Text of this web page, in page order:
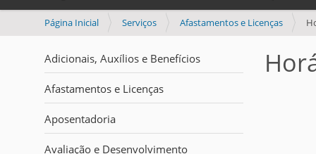
V
ê
s
á
Página Inicial Serviços Afastamentos e Licenças
Adicionais, Auxílios e Benefícios
Afastamentos e Licenças
Aposentadoria
Avaliação e Desenvolvimento